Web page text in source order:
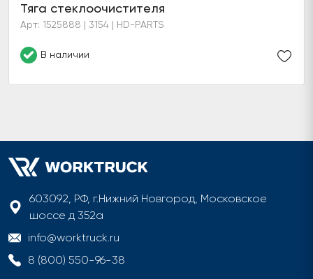
Тяга стеклоочистителя
Арт: 1525888 | 3154 | HD-PARTS
В наличии
603092, РФ, г.Нижний Новгород, Московское
шоссе д 352а
info@worktruck.ru
8 (800) 550-96-38